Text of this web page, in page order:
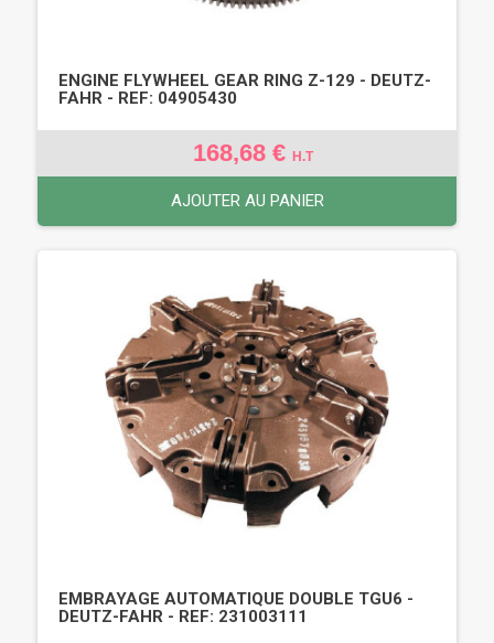
ENGINE FLYWHEEL GEAR RING Z-129 - DEUTZ-
FAHR - REF: 04905430
168,68 € H.T
AJOUTER AU PANIER
EMBRAYAGE AUTOMATIQUE DOUBLE TGU6 -
DEUTZ-FAHR - REF: 231003111